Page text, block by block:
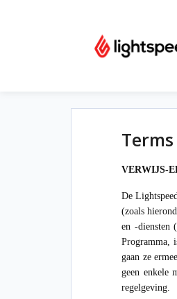
VERWIJS-
De
(zoals
en -diensten
Programma,
gaan ze
geen enkele
regelgeving.